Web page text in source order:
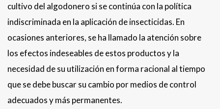
cultivo del algodonero si se continúa con la política
indiscriminada en la aplicación de insecticidas. En
ocasiones anteriores, se ha llamado la atención sobre
los efectos indeseables de estos productos y la
necesidad de su utilización en forma racional al tiempo
que se debe buscar su cambio por medios de control
adecuados y más permanentes.